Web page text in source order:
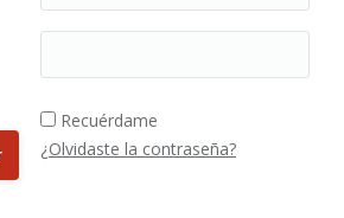
Recuérdame
¿Olvidaste la contraseña?